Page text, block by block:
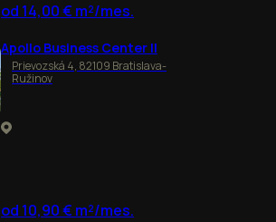
od 14,00 € m²/mes.
Apollo Business Center II
Prievozská 4, 82109 Bratislava-
Ružinov
od 10,90 € m²/mes.